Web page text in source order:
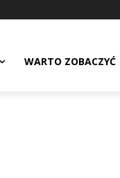
WARTO ZOBACZYĆ